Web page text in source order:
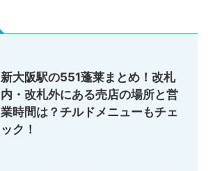
新大阪駅の551蓬莱まとめ！改札
内・改札外にある売店の場所と営
業時間は？チルドメニューもチェ
ック！